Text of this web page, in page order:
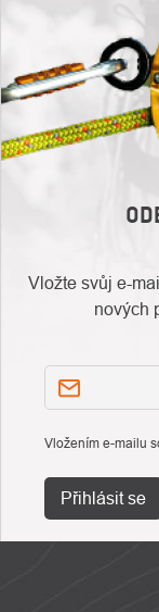
Vložte svůj e-
nových
Vložením e-mailu
Přihlásit se